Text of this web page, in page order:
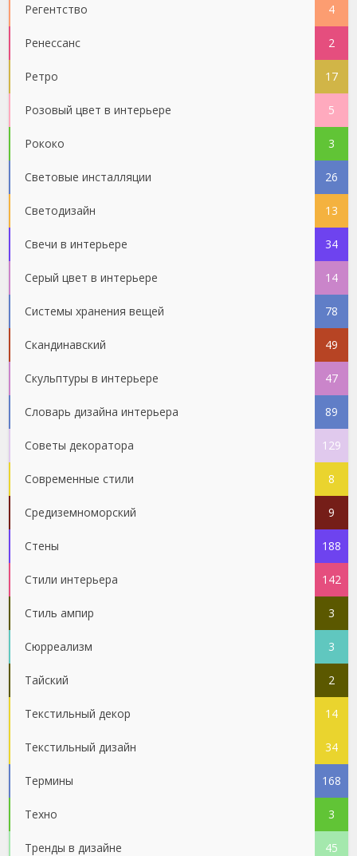
Регентство 4
Ренессанс 2
Ретро 17
Розовый цвет в интерьере 5
Рококо 3
Световые инсталляции 26
Светодизайн 13
Свечи в интерьере 34
Серый цвет в интерьере 14
Системы хранения вещей 78
Скандинавский 49
Скульптуры в интерьере 47
Словарь дизайна интерьера 89
Советы декоратора 129
Современные стили 8
Средиземноморский 9
Стены 188
Стили интерьера 142
Стиль ампир 3
Сюрреализм 3
Тайский 2
Текстильный декор 14
Текстильный дизайн 34
Термины 168
Техно 3
Тренды в дизайне 45